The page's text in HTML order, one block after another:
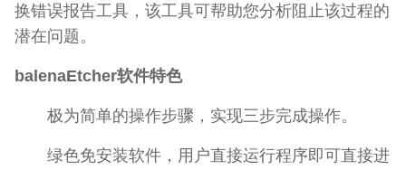
换错误报告工具，该工具可帮助您分析阻止该过程的
潜在问题。
balenaEtcher软件特色
极为简单的操作步骤，实现三步完成操作。
绿色免安装软件，用户直接运行程序即可直接进